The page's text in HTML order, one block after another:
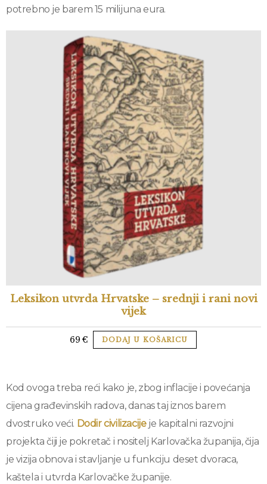
potrebno je barem 15 milijuna eura.
Leksikon utvrda Hrvatske – srednji i rani novi
vijek
69 € DODAJ U KOŠARICU
Kod ovoga treba reći kako je, zbog inflacije i povećanja
cijena građevinskih radova, danas taj iznos barem
dvostruko veći. Dodir civilizacijeje kapitalni razvojni
projekta čiji je pokretač i nositelj Karlovačka županija, čija
je vizija obnova i stavljanje u funkciju deset dvoraca,
kaštela i utvrda Karlovačke županije.